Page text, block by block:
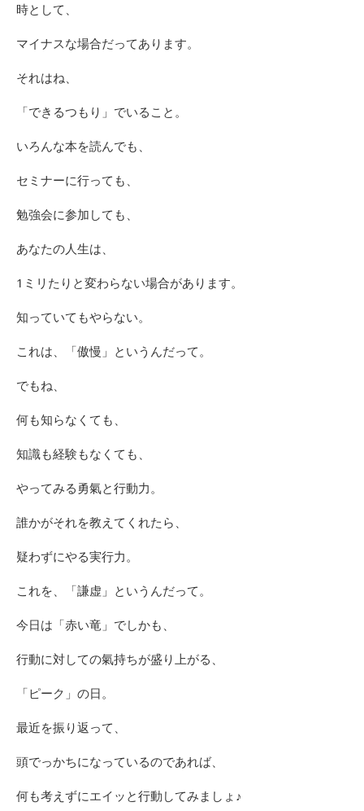
時として、
マイナスな場合だってあります。
それはね、
「できるつもり」でいること。
いろんな本を読んでも、
セミナーに行っても、
勉強会に参加しても、
あなたの人生は、
1ミリたりと変わらない場合があります。
知っていてもやらない。
これは、「傲慢」というんだって。
でもね、
何も知らなくても、
知識も経験もなくても、
やってみる勇氣と行動力。
誰かがそれを教えてくれたら、
疑わずにやる実行力。
これを、「謙虚」というんだって。
今日は「赤い竜」でしかも、
行動に対しての氣持ちが盛り上がる、
「ピーク」の日。
最近を振り返って、
頭でっかちになっているのであれば、
何も考えずにエイッと行動してみましょ♪